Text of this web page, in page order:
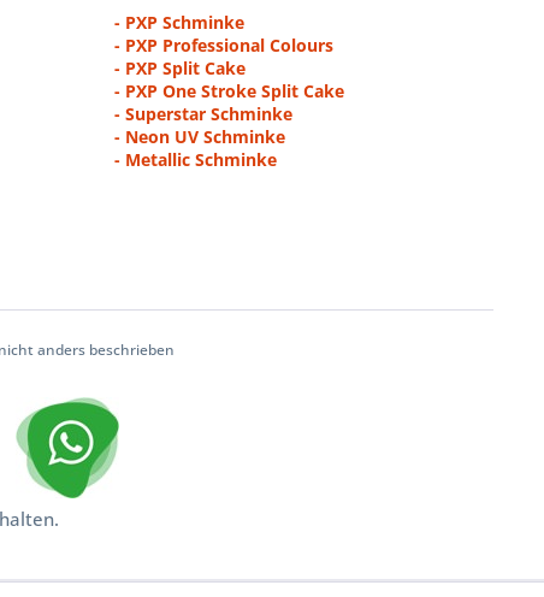
- PXP Schminke
- PXP Professional Colours
- PXP Split Cake
- PXP One Stroke Split Cake
- Superstar Schminke
- Neon UV Schminke
- Metallic Schminke
anders beschrieben